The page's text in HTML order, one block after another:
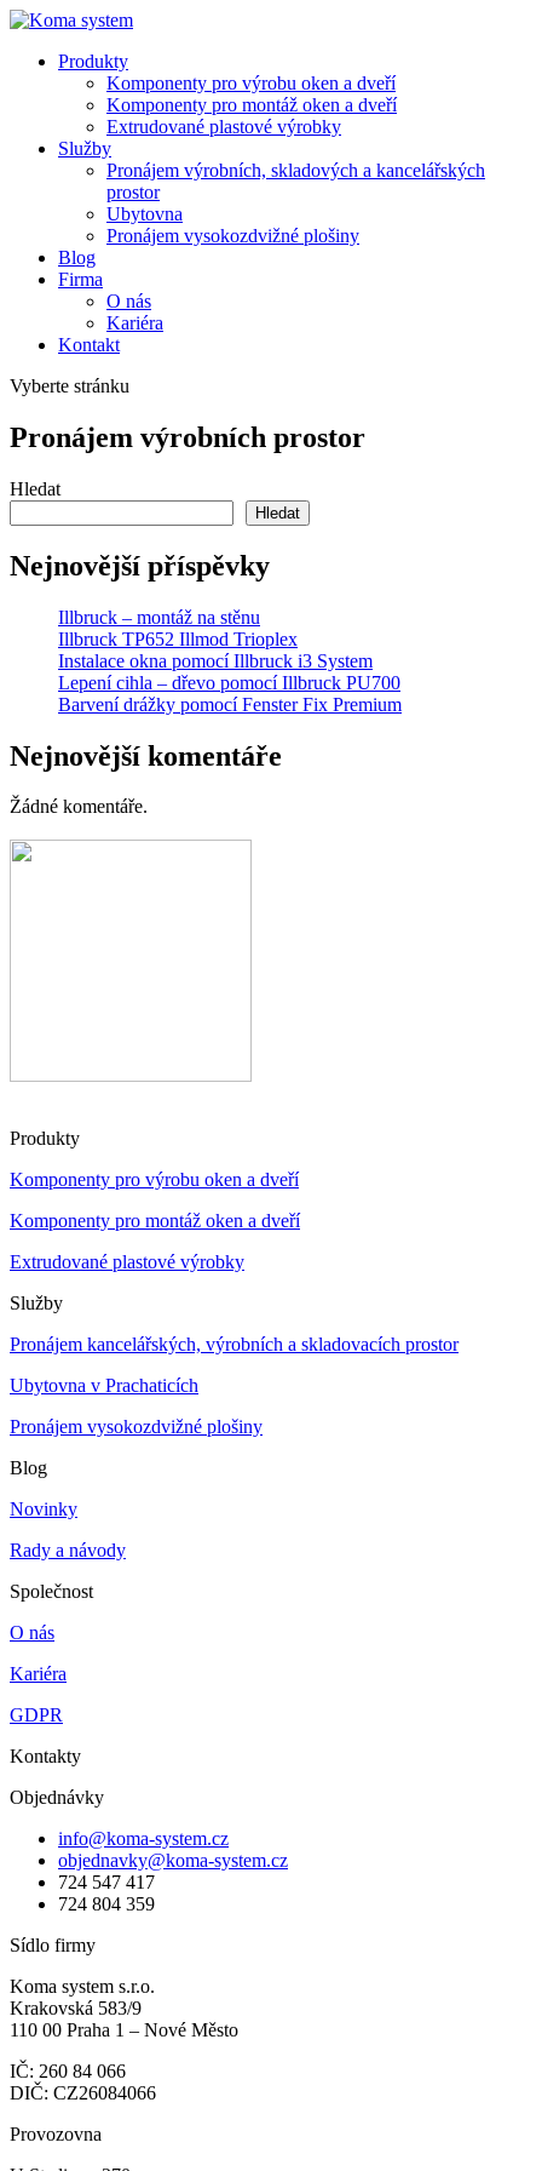
Produkty
Komponenty pro výrobu oken a dveří
Komponenty pro montáž oken a dveří
Extrudované plastové výrobky
Služby
Pronájem výrobních, skladových a kancelářských
prostor
Ubytovna
Pronájem vysokozdvižné plošiny
Blog
Firma
O nás
Kariéra
Kontakt
Vyberte stránku
Pronájem výrobních prostor
Hledat
Hledat
Nejnovější příspěvky
Illbruck – montáž na stěnu
Illbruck TP652 Illmod Trioplex
Instalace okna pomocí Illbruck i3 System
Lepení cihla – dřevo pomocí Illbruck PU700
Barvení drážky pomocí Fenster Fix Premium
Nejnovější komentáře
Žádné komentáře.
Produkty
Komponenty pro výrobu oken a dveří
Komponenty pro montáž oken a dveří
Extrudované plastové výrobky
Služby
Pronájem kancelářských, výrobních a skladovacích prostor
Ubytovna v Prachaticích
Pronájem vysokozdvižné plošiny
Blog
Novinky
Rady a návody
Společnost
O nás
Kariéra
GDPR
Kontakty
Objednávky
info@koma-system.cz
objednavky@koma-system.cz
724 547 417
724 804 359
Sídlo firmy
Koma system s.r.o.
Krakovská 583/9
110 00 Praha 1 – Nové Město
IČ: 260 84 066
DIČ: CZ26084066
Provozovna